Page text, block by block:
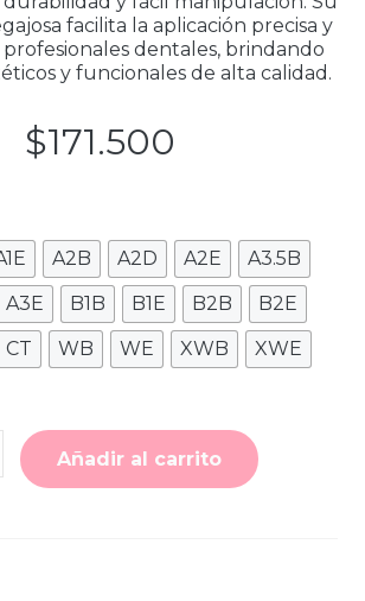
facilita la aplicación precisa y
dentales, brindando
y funcionales de alta calidad.
$171.500
A2B A2D A2E
A3.5B
A3E B1B B1E B2B
B2E
CT WB WE XWB XWE
Añadir al carrito